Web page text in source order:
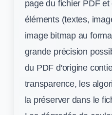
page du fichier PDF
éléments (textes,
image bitmap au
grande précision
du PDF d'origine
transparence, les
la préserver dans le